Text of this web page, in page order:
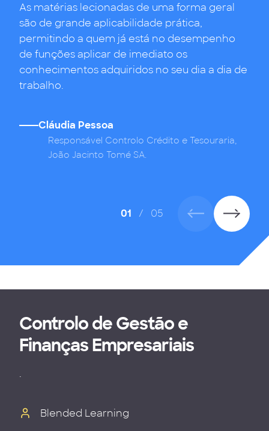
As matérias lecionadas de uma forma geral
são de grande aplicabilidade prática,
permitindo a quem já está no desempenho
de funções aplicar de imediato os
conhecimentos adquiridos no seu dia a dia de
trabalho.
Cláudia Pessoa
Responsável Controlo Crédito e Tesouraria,
João Jacinto Tomé SA.
meu trabalho, incorporando e adaptando as
novas habilidades adquiridas no curso.
conhecimento e mudou a visão acerca de
certos aspetos do nosso dia-a-dia.
complemento que me possibilitou obter
níveis de excelência.
01 / 05
Controlo de Gestão e
Finanças Empresariais
.
Blended Learning